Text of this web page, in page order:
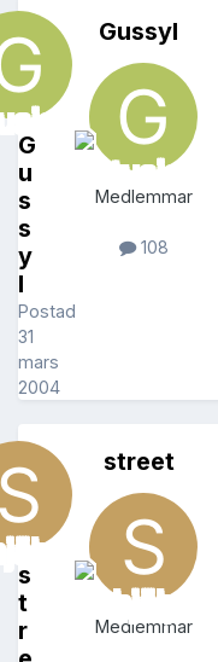
G
u
s
s
y
l
Postad
31
mars
2004
Gussyl
Medlemmar
108
s
t
r
street
Medlemmar